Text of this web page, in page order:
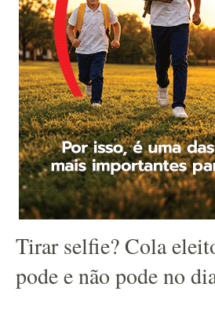
Tirar selfie? Cola
pode e não pode no